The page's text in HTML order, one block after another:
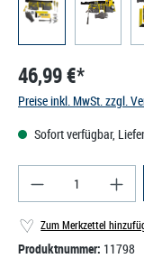
46,99 €*
Preise inkl. MwSt. zzgl.
Sofort verfügbar,
Produkt
Zum Merkzettel
Produktnummer: 11798